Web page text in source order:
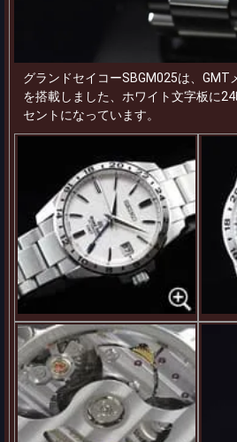
グランドセイコーSBGM025は、GMT
を搭載しました、ホワイト文字板に
セントになっています。